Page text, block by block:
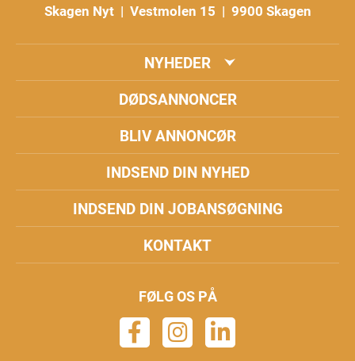
Skagen Nyt | Vestmolen 15 | 9900 Skagen
NYHEDER
DØDSANNONCER
BLIV ANNONCØR
INDSEND DIN NYHED
INDSEND DIN JOBANSØGNING
KONTAKT
FØLG OS PÅ